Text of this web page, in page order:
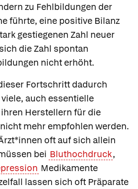
zu Fehlbildungen der
führte, eine positive Bilanz
gestiegenen Zahl neuer
die Zahl spontan
nicht erhöht.
Fortschritt dadurch
auch essentielle
Herstellern für die
mehr empfohlen werden.
oft auf sich allein
bei Bluthochdruck,
Medikamente
lassen sich oft Präparate